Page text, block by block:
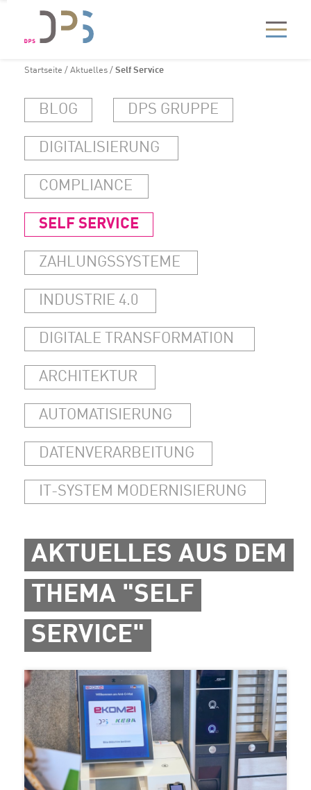
Startseite / Aktuelles / Self Service
BLOG DPS GRUPPE
DIGITALISIERUNG
COMPLIANCE
SELF SERVICE
ZAHLUNGSSYSTEME
INDUSTRIE 4.0
DIGITALE TRANSFORMATION
ARCHITEKTUR
AUTOMATISIERUNG
DATENVERARBEITUNG
IT-SYSTEM MODERNISIERUNG
AKTUELLES AUS DEM
THEMA "SELF
SERVICE"